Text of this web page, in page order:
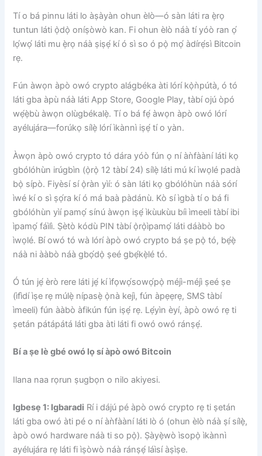
Tí o bá pinnu láti lo àṣàyàn ohun èlò—ó sàn láti ra ẹ̀rọ
tuntun láti ọ̀dọ̀ oníṣòwò kan. Fi ohun èlò náà tí yóò ran ọ́
lọ́wọ́ láti mu ẹ̀rọ náà ṣiṣẹ́ kí ó sì so ó pọ̀ mọ́ àdírẹ́sì Bitcoin
rẹ.
Fún àwọn àpò owó crypto alágbéka àti lórí kọ̀ǹpútà, ó tó
láti gba àpù náà láti App Store, Google Play, tàbí ojú òpó
wẹ́ẹ̀bù àwọn olùgbékalẹ̀. Tí o bá fẹ́ àwọn àpò owó lórí
ayélujára—forúkọ sílẹ̀ lórí ìkànnì iṣẹ́ tí o yàn.
Àwọn àpò owó crypto tó dára yóò fún ọ ní àǹfààní láti kọ
gbólóhùn irúgbìn (ọ̀rọ̀ 12 tàbí 24) sílẹ̀ láti mú kí ìwọlé padà
bọ̀ sípò. Fiyèsí sí ọ̀ràn yìí: ó sàn láti kọ gbólóhùn náà sórí
ìwé kí o sì ṣọ́ra kí ó má ​​baà pàdánù. Kò sí ìgbà tí o bá fi
gbólóhùn yìí pamọ́ sínú àwọn iṣẹ́ ìkùukùu bíi ìmeeli tàbí ibi
ìpamọ́ fáìlì. Ṣètò kódù PIN tàbí ọ̀rọ̀ìpamọ́ láti dáàbò bo
ìwọlé. Bí owó tó wà lórí àpò owó crypto bá ṣe pọ̀ tó, bẹ́ẹ̀
náà ni ààbò náà gbọ́dọ̀ ṣeé gbẹ́kẹ̀lé tó.
Ó tún jẹ́ èrò rere láti jẹ́ kí ìfọwọ́sowọ́pọ̀ méjì-méjì ṣeé ṣe
(ìfìdí ìṣe rẹ múlẹ̀ nípasẹ̀ ọ̀nà kejì, fún àpẹẹrẹ, SMS tàbí
ìmeeli) fún ààbò àfikún fún iṣẹ́ rẹ. Lẹ́yìn èyí, àpò owó rẹ ti
ṣetán pátápátá láti gba àti láti fi owó owó ránṣẹ́.
Bí a ṣe lè gbé owó lọ sí àpò owó Bitcoin
Ilana naa rọrun ṣugbọn o nilo akiyesi.
Igbesẹ 1: Igbaradi Rí i dájú pé àpò owó crypto rẹ ti ṣetán
láti gba owó àti pé o ní àǹfààní láti lò ó (ohun èlò náà ṣí sílẹ̀,
àpò owó hardware náà ti so pọ̀). Ṣàyẹ̀wò ìsopọ̀ ìkànnì
ayélujára rẹ láti fi ìṣòwò náà ránṣẹ́ láìsí àṣìṣe.